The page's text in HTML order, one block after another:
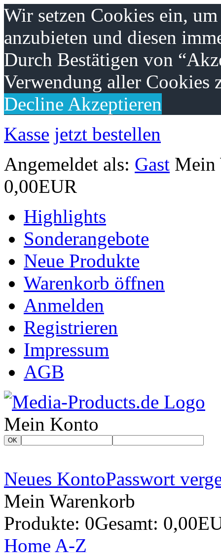
Wir setzen Cookies ein,
anzubieten und diesen
Durch Bestätigen von
Verwendung aller Cookies
Decline Akzeptieren
Kasse jetzt bestellen
Angemeldet als: Gast Mein
0,00EUR
Highlights
Sonderangebote
Neue Produkte
Warenkorb öffnen
Anmelden
Registrieren
Impressum
AGB
Mein Konto
OK
Neues KontoPasswort
Mein Warenkorb
Produkte: 0Gesamt:
Home A-Z